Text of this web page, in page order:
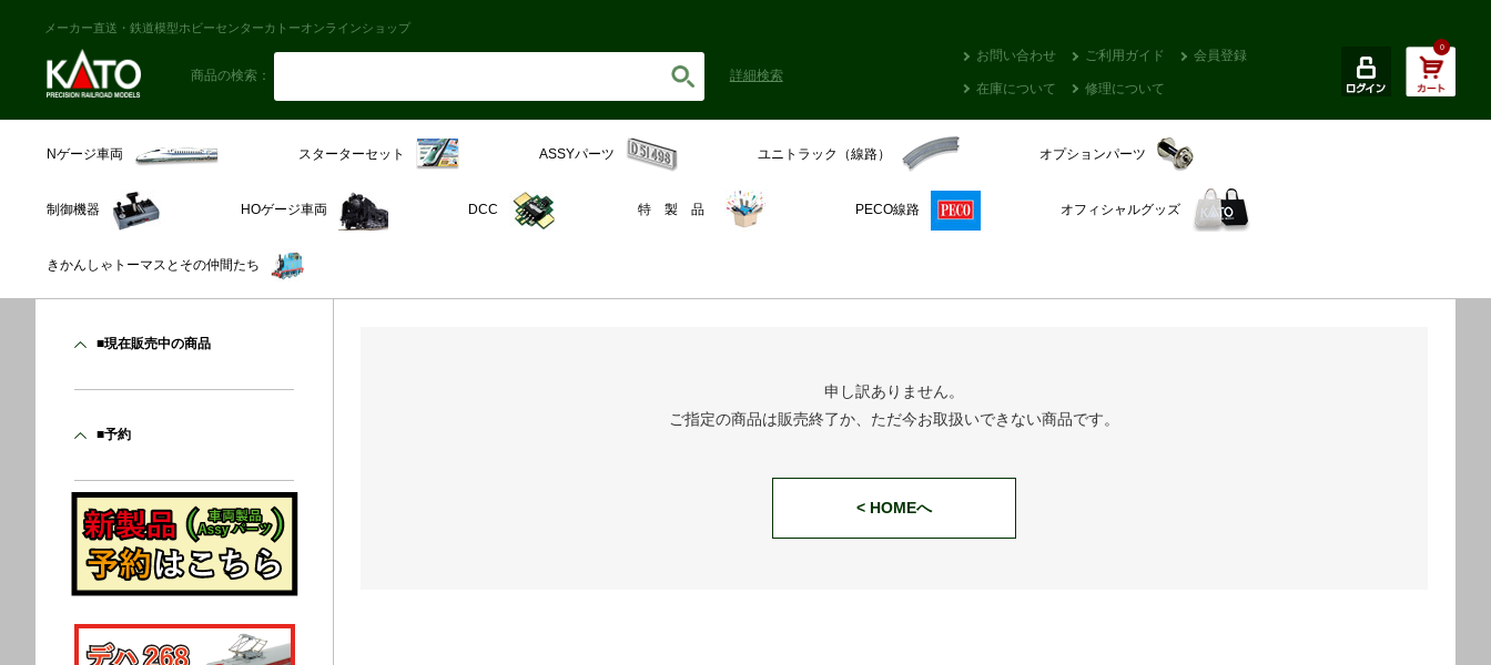
メーカー直送・鉄道模型ホビーセンターカトーオンラインショップ
商品の検索： 詳細検索
お問い合わせ ご利用ガイド 会員登録
在庫について 修理について
0
Nゲージ車両 スターターセット ASSYパーツ ユニトラック（線路） オプションパーツ
制御機器 HOゲージ車両 DCC 特 製 品 PECO線路 オフィシャルグッズ
きかんしゃトーマスとその仲間たち
申し訳ありません。
ご指定の商品は販売終了か、ただ今お取扱いできない商品です。
< HOMEへ
■現在販売中の商品
■予約